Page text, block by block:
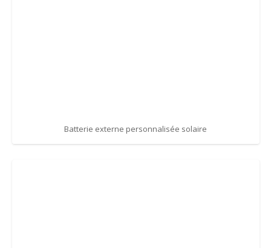
Batterie externe personnalisée solaire